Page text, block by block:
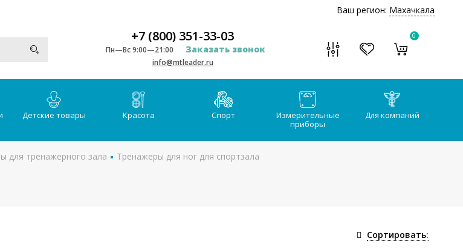
Ваш регион: Махачкала
+7 (800) 351-33-03
Пн—Вс 9:00—21:00 Заказать звонок
info@mtleader.ru
0
Детские товары Красота Спорт
Измерительные
приборы
Для компаний
для тренажерного зала Тренажеры для ног для спортзала
Сортировать: